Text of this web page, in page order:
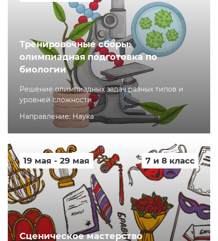
Тренировочные сборы:
олимпиадная подготовка по
биологии
Решение олимпиадных задач разных типов и
уровней сложности
Направление: Наука
19 мая - 29 мая 7 и 8 класс
Сценическое мастерство